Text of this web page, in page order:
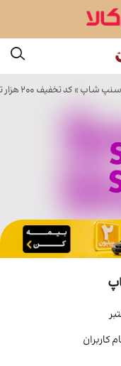
شاپ» کد تخفیف ۲۰۰ هزار تومانی اسنپ شاپ
کاربران